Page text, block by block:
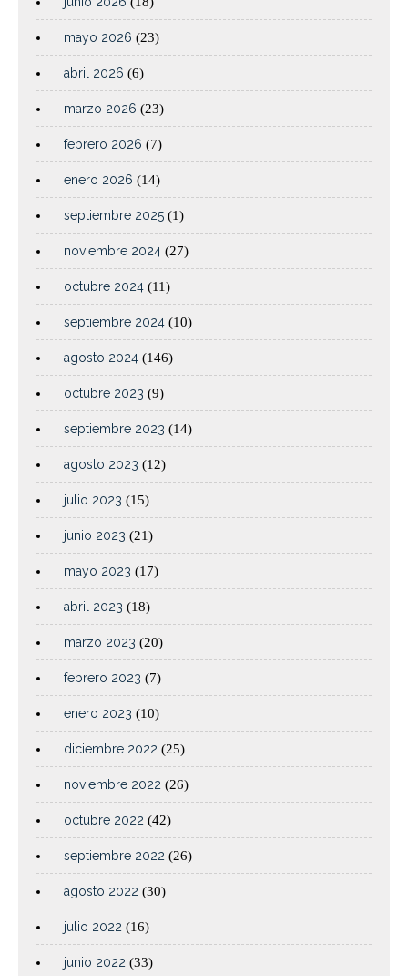
mayo 2026 (23)
abril 2026 (6)
marzo 2026 (23)
febrero 2026 (7)
enero 2026 (14)
septiembre 2025 (1)
noviembre 2024 (27)
octubre 2024 (11)
septiembre 2024 (10)
agosto 2024 (146)
octubre 2023 (9)
septiembre 2023 (14)
agosto 2023 (12)
julio 2023 (15)
junio 2023 (21)
mayo 2023 (17)
abril 2023 (18)
marzo 2023 (20)
febrero 2023 (7)
enero 2023 (10)
diciembre 2022 (25)
noviembre 2022 (26)
octubre 2022 (42)
septiembre 2022 (26)
agosto 2022 (30)
julio 2022 (16)
junio 2022 (33)